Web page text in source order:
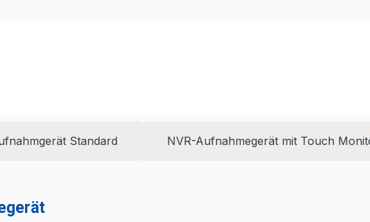
Standard NVR-Aufnahmegerät mit Touch